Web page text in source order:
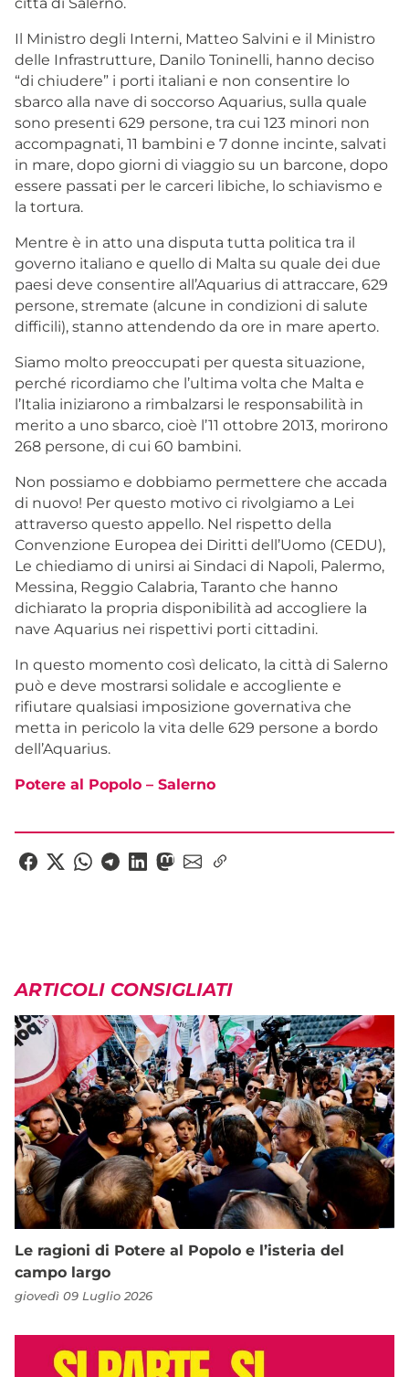
Il Ministro degli Interni, Matteo Salvini e il Ministro
delle Infrastrutture, Danilo Toninelli, hanno deciso
“di chiudere” i porti italiani e non consentire lo
sbarco alla nave di soccorso Aquarius, sulla quale
sono presenti 629 persone, tra cui 123 minori non
accompagnati, 11 bambini e 7 donne incinte, salvati
in mare, dopo giorni di viaggio su un barcone, dopo
essere passati per le carceri libiche, lo schiavismo e
la tortura.
Mentre è in atto una disputa tutta politica tra il
governo italiano e quello di Malta su quale dei due
paesi deve consentire all’Aquarius di attraccare, 629
persone, stremate (alcune in condizioni di salute
difficili), stanno attendendo da ore in mare aperto.
Siamo molto preoccupati per questa situazione,
perché ricordiamo che l’ultima volta che Malta e
l’Italia iniziarono a rimbalzarsi le responsabilità in
merito a uno sbarco, cioè l’11 ottobre 2013, morirono
268 persone, di cui 60 bambini.
Non possiamo e dobbiamo permettere che accada
di nuovo! Per questo motivo ci rivolgiamo a Lei
attraverso questo appello. Nel rispetto della
Convenzione Europea dei Diritti dell’Uomo (CEDU),
Le chiediamo di unirsi ai Sindaci di Napoli, Palermo,
Messina, Reggio Calabria, Taranto che hanno
dichiarato la propria disponibilità ad accogliere la
nave Aquarius nei rispettivi porti cittadini.
In questo momento così delicato, la città di Salerno
può e deve mostrarsi solidale e accogliente e
rifiutare qualsiasi imposizione governativa che
metta in pericolo la vita delle 629 persone a bordo
dell’Aquarius.
Potere al Popolo – Salerno
ARTICOLI CONSIGLIATI
Le ragioni di Potere al Popolo e l’isteria del
campo largo
giovedì 09 Luglio 2026